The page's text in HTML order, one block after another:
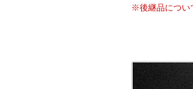
※後継品につい